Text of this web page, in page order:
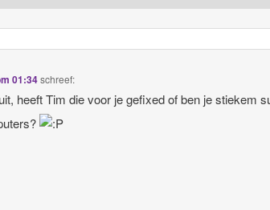
01:34schreef:
heeft Tim die voor je gefixed of ben je stiekem